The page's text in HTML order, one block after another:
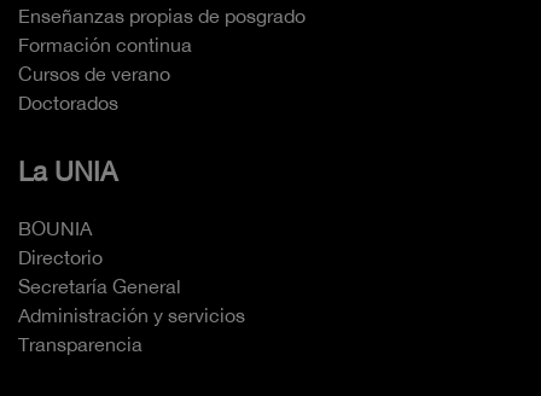
Enseñanzas propias de posgrado
Formación continua
Cursos de verano
Doctorados
La UNIA
BOUNIA
Directorio
Secretaría General
Administración y servicios
Transparencia